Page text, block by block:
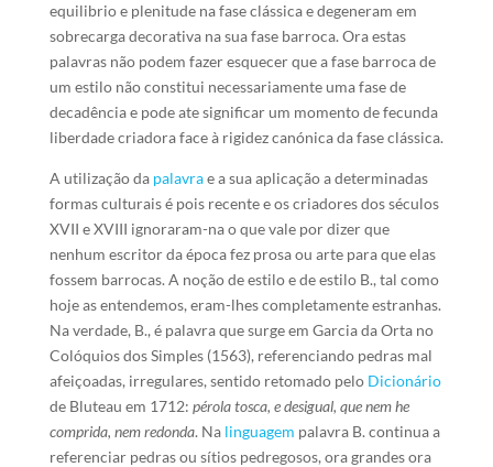
equilibrio e plenitude na fase clássica e degeneram em
sobrecarga decorativa na sua fase barroca. Ora estas
palavras não podem fazer esquecer que a fase barroca de
um estilo não constitui necessariamente uma fase de
decadência e pode ate significar um momento de fecunda
liberdade criadora face à rigidez canónica da fase clássica.
A utilização da palavrae a sua aplicação a determinadas
formas culturais é pois recente e os criadores dos séculos
XVII e XVIII ignoraram-na o que vale por dizer que
nenhum escritor da época fez prosa ou arte para que elas
fossem barrocas. A noção de estilo e de estilo B., tal como
hoje as entendemos, eram-lhes completamente estranhas.
Na verdade, B., é palavra que surge em Garcia da Orta no
Colóquios dos Simples (1563), referenciando pedras mal
afeiçoadas, irregulares, sentido retomado pelo Dicionário
de Bluteau em 1712: pérola tosca, e desigual, que nem he
comprida, nem redonda. Na linguagem palavra B. continua a
referenciar pedras ou sítios pedregosos, ora grandes ora